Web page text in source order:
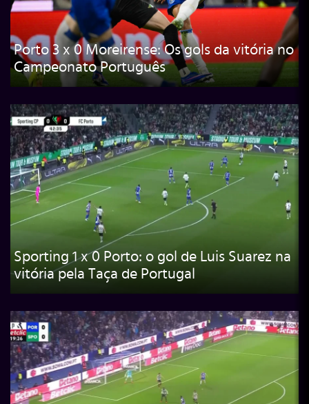
Porto 3 x 0 Moreirense: Os gols da vitória no
Campeonato Português
Sporting 1 x 0 Porto: o gol de Luis Suarez na
vitória pela Taça de Portugal